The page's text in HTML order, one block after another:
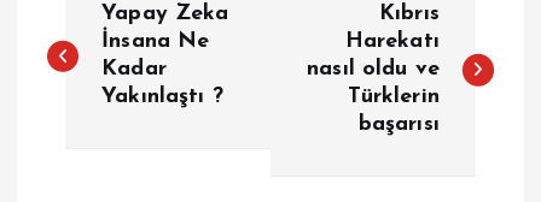
a
Yapay Zeka
İnsana Ne
Kadar
Yakınlaştı ?
Kıbrıs
Harekatı
nasıl oldu ve
Türklerin
başarısı